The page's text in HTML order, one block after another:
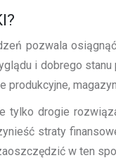
pozwala
i dobrego
drogie
straty
w ten